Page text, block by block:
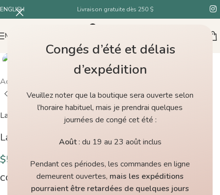
Congés d’été et délais
d’expédition
Veuillez noter que la boutique sera ouverte selon
l’horaire habituel, mais je prendrai quelques
journées de congé cet été :
Août: du 19 au 23 août inclus
Pendant ces périodes, les commandes en ligne
demeurent ouvertes, mais les expéditions
pourraient être retardées de quelques jours
ENGLISH Livraison gratuite dès 250 $
MENU
Accueil
La Bien Aimée
La Bien Aimée Wensley Worsted Jonna
$54.00
COULEURS